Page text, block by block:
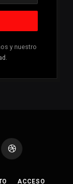
y nuestro
Dribbble
ACCESO